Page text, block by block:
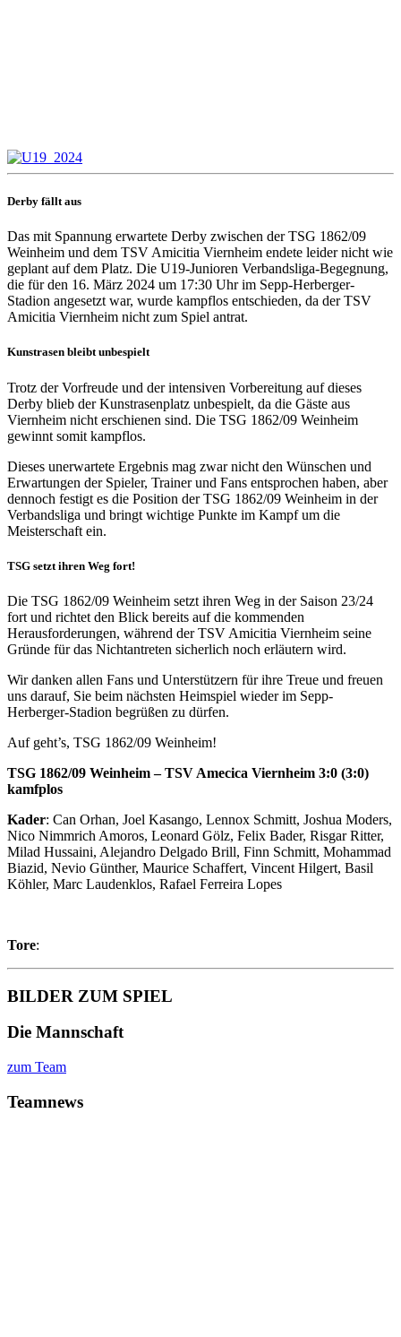
Derby fällt aus
Das mit Spannung erwartete Derby zwischen der TSG 1862/09
Weinheim und dem TSV Amicitia Viernheim endete leider nicht wie
geplant auf dem Platz. Die U19-Junioren Verbandsliga-Begegnung,
die für den 16. März 2024 um 17:30 Uhr im Sepp-Herberger-
Stadion angesetzt war, wurde kampflos entschieden, da der TSV
Amicitia Viernheim nicht zum Spiel antrat.
Kunstrasen bleibt unbespielt
Trotz der Vorfreude und der intensiven Vorbereitung auf dieses
Derby blieb der Kunstrasenplatz unbespielt, da die Gäste aus
Viernheim nicht erschienen sind. Die TSG 1862/09 Weinheim
gewinnt somit kampflos.
Dieses unerwartete Ergebnis mag zwar nicht den Wünschen und
Erwartungen der Spieler, Trainer und Fans entsprochen haben, aber
dennoch festigt es die Position der TSG 1862/09 Weinheim in der
Verbandsliga und bringt wichtige Punkte im Kampf um die
Meisterschaft ein.
TSG setzt ihren Weg fort!
Die TSG 1862/09 Weinheim setzt ihren Weg in der Saison 23/24
fort und richtet den Blick bereits auf die kommenden
Herausforderungen, während der TSV Amicitia Viernheim seine
Gründe für das Nichtantreten sicherlich noch erläutern wird.
Wir danken allen Fans und Unterstützern für ihre Treue und freuen
uns darauf, Sie beim nächsten Heimspiel wieder im Sepp-
Herberger-Stadion begrüßen zu dürfen.
Auf geht’s, TSG 1862/09 Weinheim!
TSG 1862/09 Weinheim – TSV Amecica Viernheim 3:0 (3:0)
kamfplos
Kader: Can Orhan, Joel Kasango, Lennox Schmitt, Joshua Moders,
Nico Nimmrich Amoros, Leonard Gölz, Felix Bader, Risgar Ritter,
Milad Hussaini, Alejandro Delgado Brill, Finn Schmitt, Mohammad
Biazid, Nevio Günther, Maurice Schaffert, Vincent Hilgert, Basil
Köhler, Marc Laudenklos, Rafael Ferreira Lopes
Tore:
BILDER ZUM SPIEL
Die Mannschaft
zum Team
Teamnews